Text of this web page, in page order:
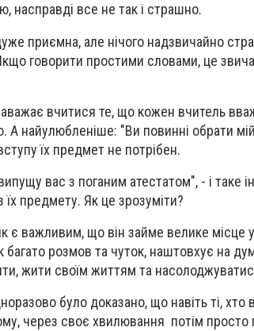
все не так і страшно.
приємна, але нічого надзвичайно
говорити простими словами, це
вчитися те, що кожен вчитель
А найулюбленіше: "Ви повинні обрати
їх предмет не потрібен.
вас з поганим атестатом", - і таке
предмету. Як це зрозуміти?
є важливим, що він займе велике місце
розмов та чуток, наштовхує на
жити своїм життям та
було доказано, що навіть ті, хто
через своє хвилювання потім